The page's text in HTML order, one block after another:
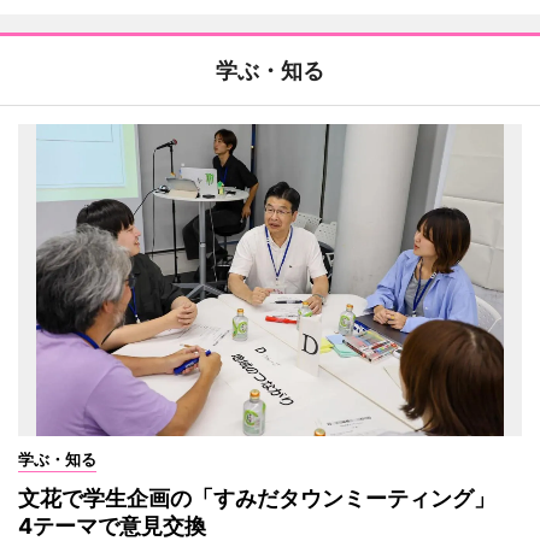
学ぶ・知る
学ぶ・知る
文花で学生企画の「すみだタウンミーティング」
4テーマで意見交換